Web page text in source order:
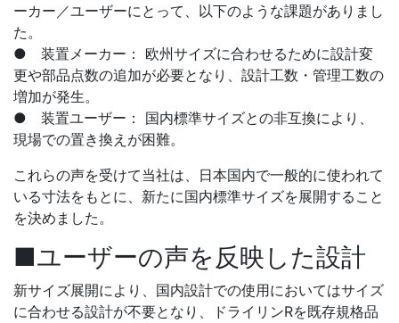
ーカー／ユーザーにとって、以下のような課題がありまし
た。
● 装置メーカー： 欧州サイズに合わせるために設計変
更や部品点数の追加が必要となり、設計工数・管理工数の
増加が発生。
● 装置ユーザー： 国内標準サイズとの非互換により、
現場での置き換えが困難。
これらの声を受けて当社は、日本国内で一般的に使われて
いる寸法をもとに、新たに国内標準サイズを展開すること
を決めました。
■ユーザーの声を反映した設計
新サイズ展開により、国内設計での使用においてはサイズ
に合わせる設計が不要となり、ドライリンRを既存規格品